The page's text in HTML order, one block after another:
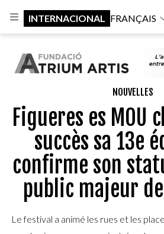
INTERNACIONAL FRANÇAIS
NOUVELLES
Figueres es MOU
succès sa 13e
confirme son
public majeur
Le festival a animé les rues et les